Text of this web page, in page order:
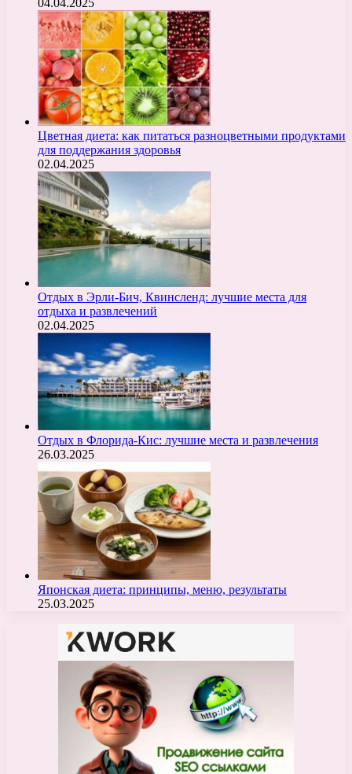
Цветная диета: как питаться разноцветными продуктами
для поддержания здоровья
02.04.2025
Отдых в Эрли-Бич, Квинсленд: лучшие места для
отдыха и развлечений
02.04.2025
Отдых в Флорида-Кис: лучшие места и развлечения
26.03.2025
Японская диета: принципы, меню, результаты
25.03.2025